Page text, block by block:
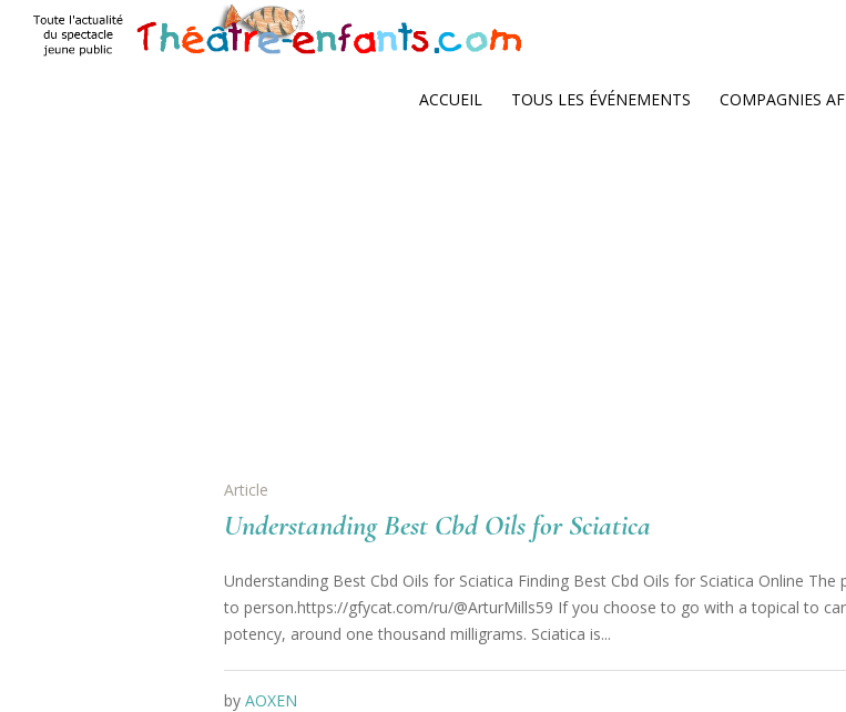
ACCUEIL TOUS LES ÉVÉNEMENTS COMPAGNIES
Mois :
Article
Understanding Best Cbd Oils for Sciatica
Understanding Best Cbd Oils for Sciatica Finding Best Cbd Oils for Sciatica Online
to person.https://gfycat.com/ru/@ArturMills59 If you choose to go with a topical to
potency, around one thousand milligrams. Sciatica is...
by AOXEN